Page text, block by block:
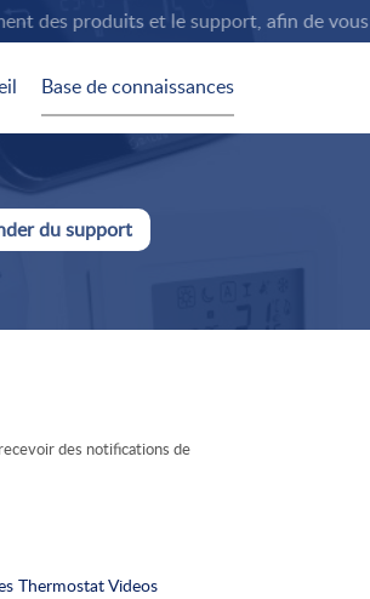
produits et le support, afin de
Base de connaissances
du support
des notifications de
Thermostat Videos